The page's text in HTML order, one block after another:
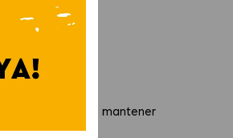
de carbono para mantener